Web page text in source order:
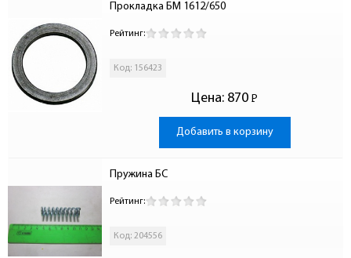
Прокладка БМ 1612/650
Рейтинг:
Код: 156423
Цена: 870 Р
-
Добавить в корзину
Пружина БС
Рейтинг:
Код: 204556